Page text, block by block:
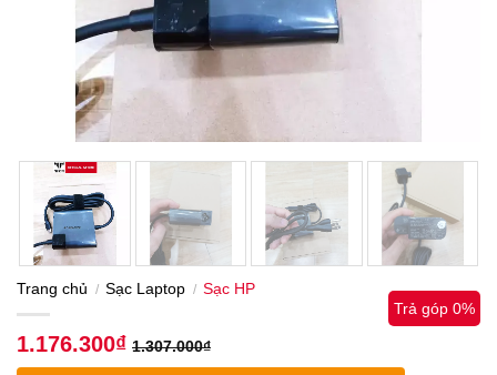
Trang chủ / Sạc Laptop / Sạc HP
1.176.300₫ 1.307.000₫
Trả góp 0%